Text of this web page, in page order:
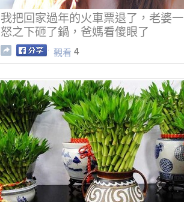
我把回家過年的火車票退了，老婆一
怒之下砸了鍋，爸媽看傻眼了
觀看 4